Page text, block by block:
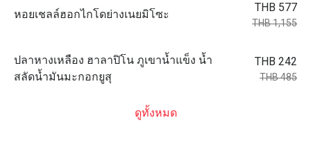
หอยเชลล์ฮอกไกโดย่างเนยมิโซะ
THB 577
THB 1,155
ปลาหางเหลือง ฮาลาปิโน ภูเขาน้ำแข็ง น้ำ
สลัดน้ำมันมะกอกยูสุ
THB 242
THB 485
ดูทั้งหมด